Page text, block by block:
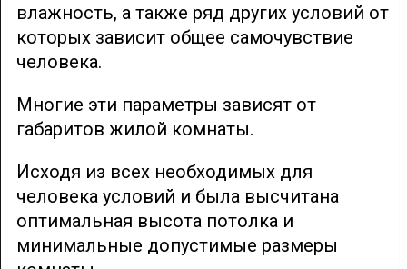
влажность, а также ряд других условий от
которых зависит общее самочувствие
человека.
Многие эти параметры зависят от
габаритов жилой комнаты.
Исходя из всех необходимых для
человека условий и была высчитана
оптимальная высота потолка и
минимальные допустимые размеры